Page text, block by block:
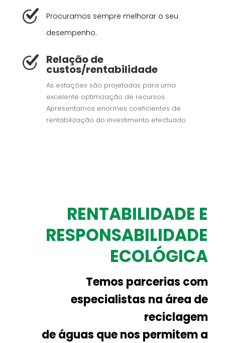
Procuramos sempre melhorar o seu
desempenho.
Relação de
custos/rentabilidade
As estações são projetadas para uma
excelente optimização de recursos.
Apresentamos enormes coeficientes de
rentabilização do investimento efectuado.
RENTABILIDADE E
RESPONSABILIDADE
ECOLÓGICA
Temos parcerias com
especialistas na área de
reciclagem
de águas que nos permitem a